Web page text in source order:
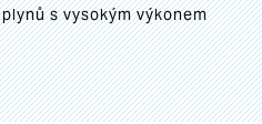
s vysokým výkonem